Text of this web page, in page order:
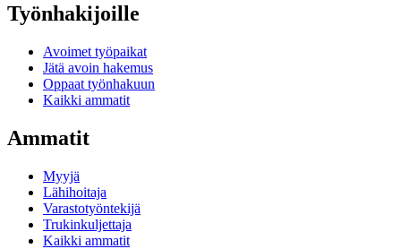
Työnhakijoille
Avoimet työpaikat
Jätä avoin hakemus
Oppaat työnhakuun
Kaikki ammatit
Ammatit
Myyjä
Lähihoitaja
Varastotyöntekijä
Trukinkuljettaja
Kaikki ammatit